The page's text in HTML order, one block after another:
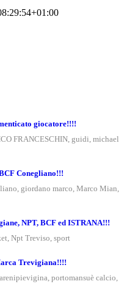
giocatore!!!!
FRANCESCHIN guidi michael
Conegliano!!!
giordano marco Marco Mian
NPT, BCF ed ISTRANA!!!
Npt Treviso sport
Trevigiana!!!!
portomansuè calcio